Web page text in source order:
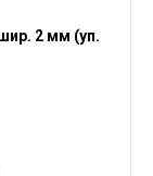
2 мм (уп.